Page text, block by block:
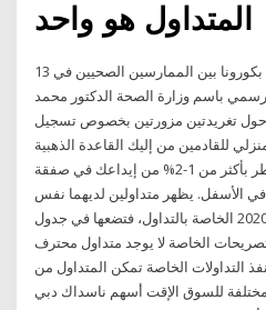
13 آذار (مارس) 2020 لا إصابات بكورونا بين الممارسين الصحيين في
باسم وزارة الصحة الدكتور محمد
حول تغريدتين مزورتين بخصوص تسجيل
للقادمين من إليك القاعدة الذهبية
للمتداولين المحترفين: لا تخاطر بأكثر من 1-2% من إيداعك في صفقة
الأسفل. يظهر متداولين لديهما نفس
مبلغ الإيداع 31 تموز (يوليو) 2020 الخاصة بالتداول، فتضعها في جدول
الخاصة لا يوجد متداول محترف
التداولات الخاصة تمكن المتداول من
للسوق الإقت أسهم ناسداك دبي